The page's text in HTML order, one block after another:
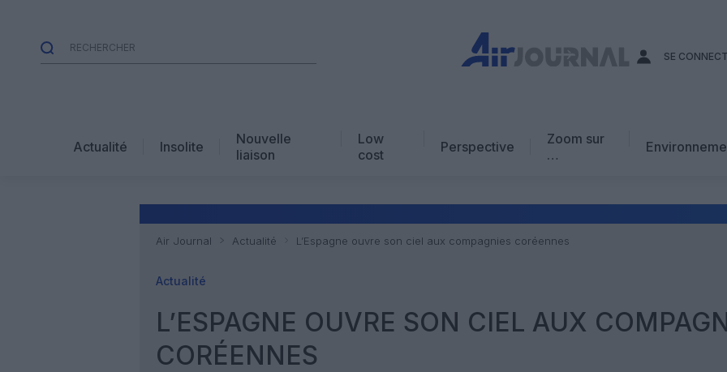
SE
Actualité Insolite
Nouvelle
liaison
Low
cost
Perspective
Zoom sur
…
Avis d’expert
Air Journal Actualité L’Espagne ouvre son ciel aux compagnies coréennes
Actualité
L’ESPAGNE OUVRE SON CIEL AUX
CORÉENNES